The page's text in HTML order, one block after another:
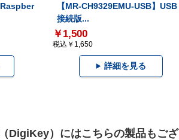
Raspber
【MR-CH9329EMU-USB】USB
接続版...
￥1,500
税込￥1,650
詳細を見る
DigiKey）にはこちらの製品もござ